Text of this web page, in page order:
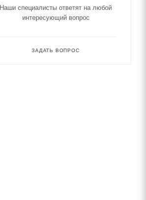
Наши специалисты ответят на любой
интересующий вопрос
ЗАДАТЬ ВОПРОС